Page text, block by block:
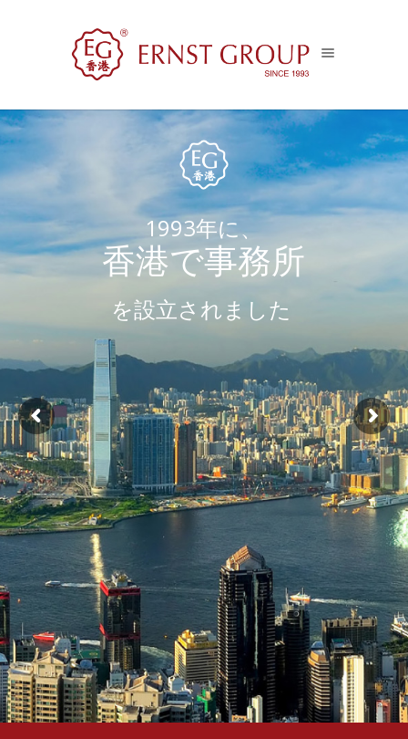
1993年に、
香港で事務所
を設立されました